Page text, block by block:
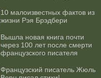
10 малоизвестных фактов из
жизни Рэя Брэдбери
Вышла новая книга почти
через 100 лет после смерти
французского писателя
Французский писатель Жюль